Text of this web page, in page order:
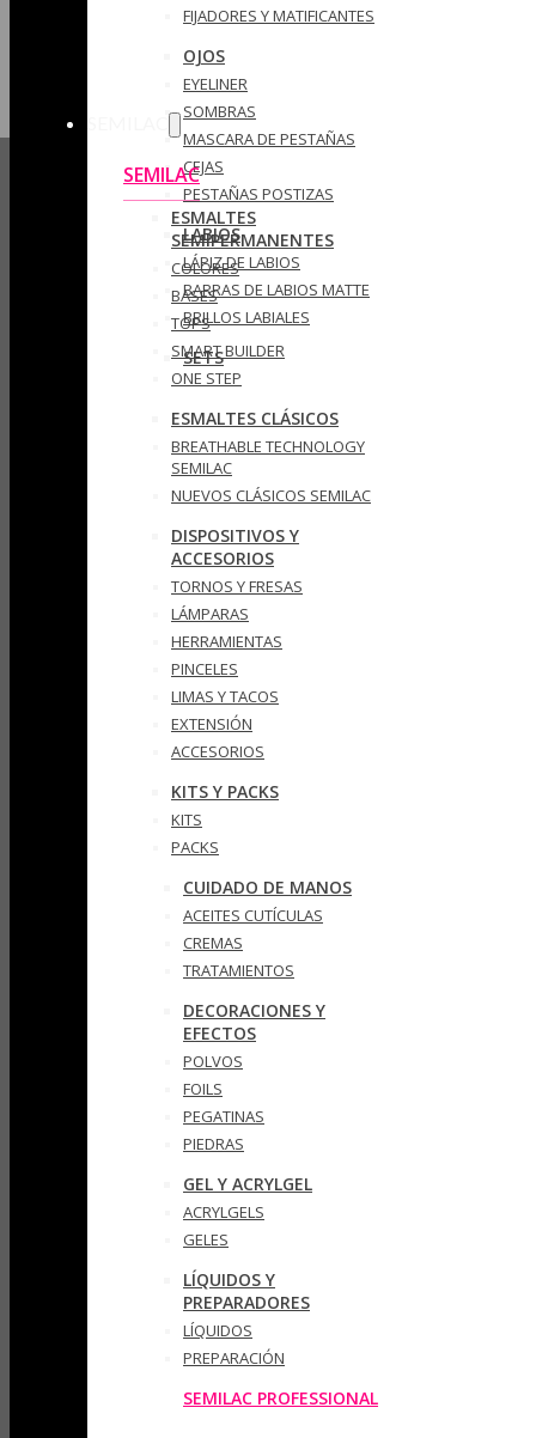
FIJADORES Y MATIFICANTES
OJOS
EYELINER
SOMBRAS
MASCARA DE PESTAÑAS
CEJAS
PESTAÑAS POSTIZAS
LABIOS
LÁPIZ DE LABIOS
BARRAS DE LABIOS MATTE
BRILLOS LABIALES
SETS
SEMILAC
ESMALTES
SEMIPERMANENTES
COLORES
BASES
TOPS
SMART BUILDER
ONE STEP
ESMALTES CLÁSICOS
BREATHABLE TECHNOLOGY
SEMILAC
NUEVOS CLÁSICOS SEMILAC
DISPOSITIVOS Y
ACCESORIOS
TORNOS Y FRESAS
LÁMPARAS
HERRAMIENTAS
PINCELES
LIMAS Y TACOS
EXTENSIÓN
ACCESORIOS
KITS Y PACKS
KITS
PACKS
CUIDADO DE MANOS
ACEITES CUTÍCULAS
CREMAS
TRATAMIENTOS
DECORACIONES Y
EFECTOS
POLVOS
FOILS
PEGATINAS
PIEDRAS
GEL Y ACRYLGEL
ACRYLGELS
GELES
LÍQUIDOS Y
PREPARADORES
LÍQUIDOS
PREPARACIÓN
SEMILAC PROFESSIONAL